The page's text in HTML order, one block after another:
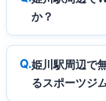
か？
姫川駅周辺で
るスポーツジ